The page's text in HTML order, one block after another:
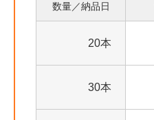
数量／納品日
20本
30本